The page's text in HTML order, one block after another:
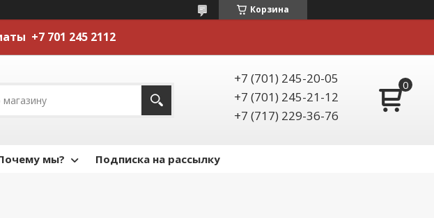
Корзина
+7 701 245 2112
+7 (701) 245-20-05
+7 (701) 245-21-12
+7 (717) 229-36-76
мы? Подписка на рассылку